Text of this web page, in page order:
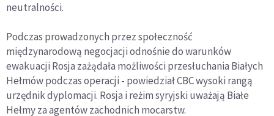
neutralności.
Podczas prowadzonych przez społeczność
międzynarodową negocjacji odnośnie do warunków
ewakuacji Rosja zażądała możliwości przesłuchania Białych
Hełmów podczas operacji - powiedział CBC wysoki rangą
urzędnik dyplomacji. Rosja i reżim syryjski uważają Białe
Hełmy za agentów zachodnich mocarstw.